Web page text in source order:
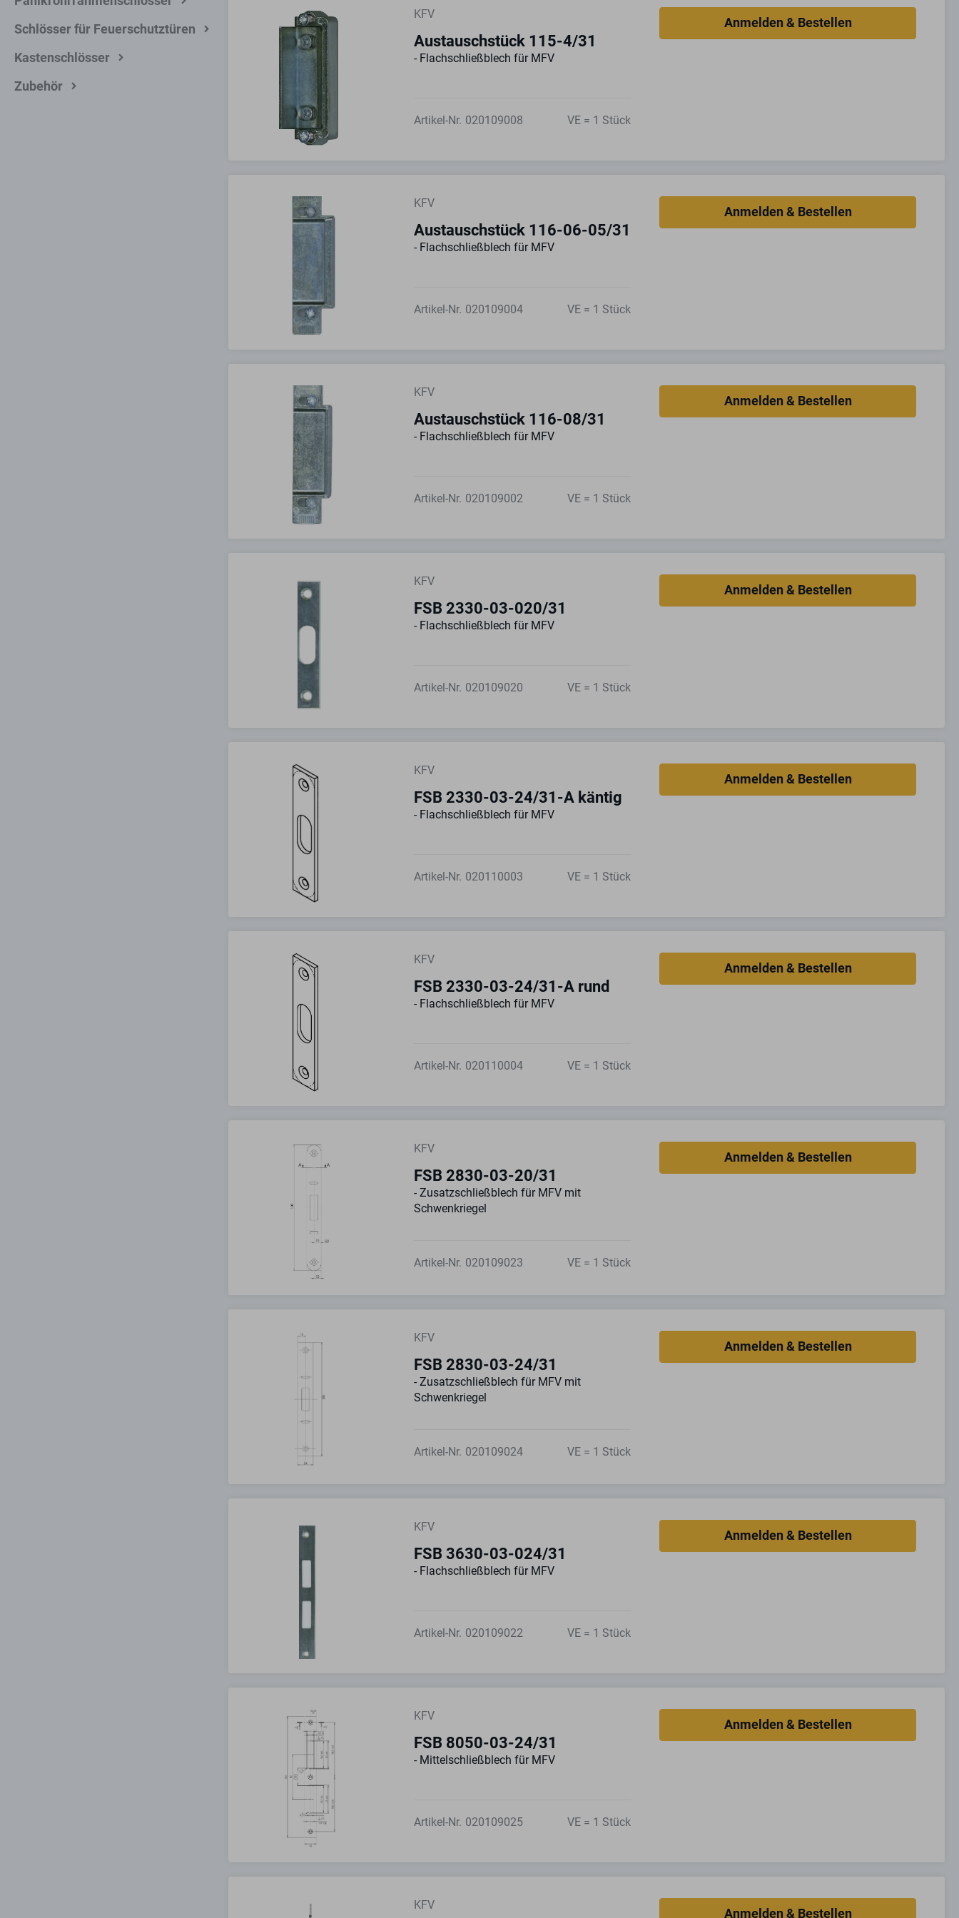
Schlösser für Feuerschutztüren
Kastenschlösser
Zubehör
KFV
Austauschstück 115-4/31
- Flachschließblech für MFV
Artikel-Nr. 020109008 VE = 1 Stück
KFV
Austauschstück 116-06-05/31
- Flachschließblech für MFV
Artikel-Nr. 020109004 VE = 1 Stück
KFV
Austauschstück 116-08/31
- Flachschließblech für MFV
Artikel-Nr. 020109002 VE = 1 Stück
KFV
FSB 2330-03-020/31
- Flachschließblech für MFV
Artikel-Nr. 020109020 VE = 1 Stück
KFV
FSB 2330-03-24/31-A käntig
- Flachschließblech für MFV
Artikel-Nr. 020110003 VE = 1 Stück
KFV
FSB 2330-03-24/31-A rund
- Flachschließblech für MFV
Artikel-Nr. 020110004 VE = 1 Stück
KFV
FSB 2830-03-20/31
- Zusatzschließblech für MFV mit
Schwenkriegel
Artikel-Nr. 020109023 VE = 1 Stück
KFV
FSB 2830-03-24/31
- Zusatzschließblech für MFV mit
Schwenkriegel
Artikel-Nr. 020109024 VE = 1 Stück
KFV
FSB 3630-03-024/31
- Flachschließblech für MFV
Artikel-Nr. 020109022 VE = 1 Stück
KFV
FSB 8050-03-24/31
- Mittelschließblech für MFV
Artikel-Nr. 020109025 VE = 1 Stück
KFV